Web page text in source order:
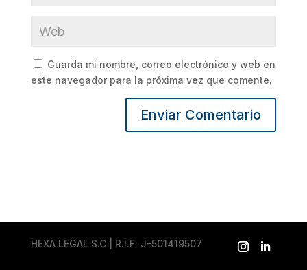
Guarda mi nombre, correo electrónico y web en
este navegador para la próxima vez que comente.
HEXA LEGAL S.C | R.I.F. J-501419507